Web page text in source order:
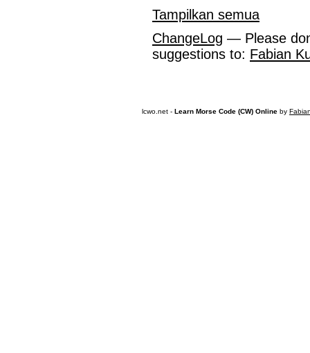
Tampilkan semua
ChangeLog — Please
suggestions to: Fabian
lcwo.net - Learn Morse Code (CW) Online by